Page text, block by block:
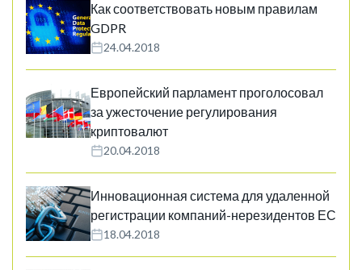
Как соответствовать новым правилам
GDPR
24.04.2018
Европейский парламент проголосовал
за ужесточение регулирования
криптовалют
20.04.2018
Инновационная система для удаленной
регистрации компаний-нерезидентов ЕС
18.04.2018